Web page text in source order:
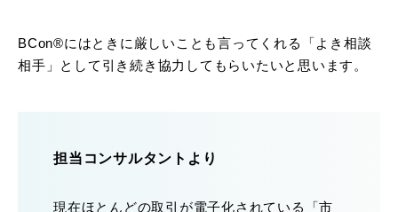
BCon®にはときに厳しいことも言ってくれる「よき相談
相手」として引き続き協力してもらいたいと思います。
担当コンサルタントより
現在ほとんどの取引が電子化されている「市